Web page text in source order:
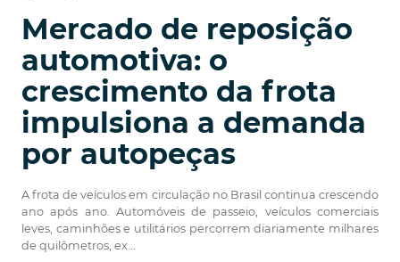
Mercado de reposição
automotiva: o
crescimento da frota
impulsiona a demanda
por autopeças
A frota de veículos em circulação no Brasil continua crescendo
ano após ano. Automóveis de passeio, veículos comerciais
leves, caminhões e utilitários percorrem diariamente milhares
de quilômetros, ex...